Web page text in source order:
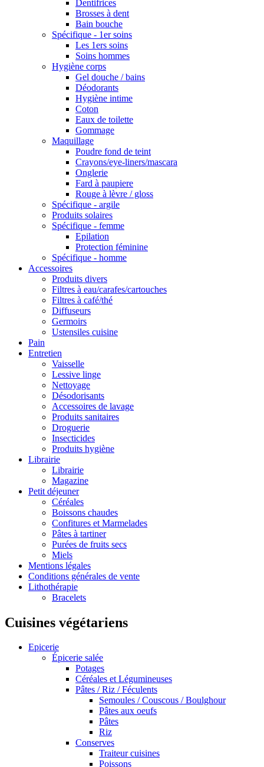
Dentifrices
Brosses à dent
Bain bouche
Spécifique - 1er soins
Les 1ers soins
Soins hommes
Hygiène corps
Gel douche / bains
Déodorants
Hygiène intime
Coton
Eaux de toilette
Gommage
Maquillage
Poudre fond de teint
Crayons/eye-liners/mascara
Onglerie
Fard à paupiere
Rouge à lèvre / gloss
Spécifique - argile
Produits solaires
Spécifique - femme
Epilation
Protection féminine
Spécifique - homme
Accessoires
Produits divers
Filtres à eau/carafes/cartouches
Filtres à café/thé
Diffuseurs
Germoirs
Ustensiles cuisine
Pain
Entretien
Vaisselle
Lessive linge
Nettoyage
Désodorisants
Accessoires de lavage
Produits sanitaires
Droguerie
Insecticides
Produits hygiène
Librairie
Librairie
Magazine
Petit déjeuner
Céréales
Boissons chaudes
Confitures et Marmelades
Pâtes à tartiner
Purées de fruits secs
Miels
Mentions légales
Conditions générales de vente
Lithothérapie
Bracelets
Cuisines végétariens
Epicerie
Épicerie salée
Potages
Céréales et Légumineuses
Pâtes / Riz / Féculents
Semoules / Couscous / Boulghour
Pâtes aux oeufs
Pâtes
Riz
Conserves
Traiteur cuisines
Poissons